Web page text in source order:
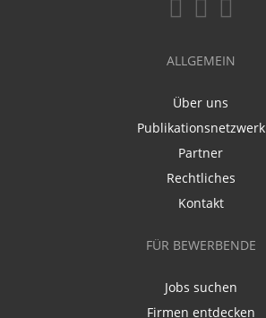
ALLGEMEIN
Über uns
Publikationsnetzwerk
Partner
Rechtliches
Kontakt
FÜR BEWERBENDE
Jobs suchen
Firmen entdecken